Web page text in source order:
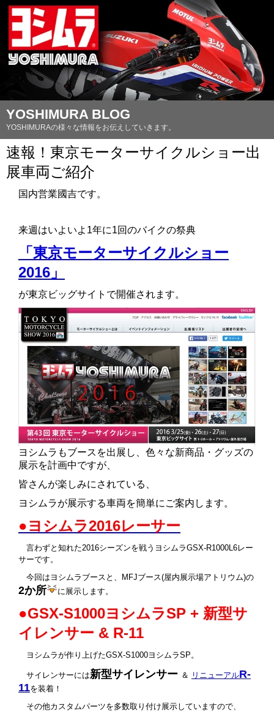
YOSHIMURA BLOG
YOSHIMURAの様々な情報をお伝えしていきます。
速報！東京モーターサイクルショー出
展車両ご紹介
国内営業國吉です。
来週はいよいよ1年に1回のバイクの祭典
「東京モーターサイクルショー
2016」
が東京ビッグサイトで開催されます。
ヨシムラもブースを出展し、色々な新商品・グッズの
展示を計画中ですが、
皆さんが楽しみにされている、
ヨシムラが展示する車両を簡単にご案内します。
●ヨシムラ2016レーサー
言わずと知れた2016シーズンを戦うヨシムラGSX-R1000L6レー
サーです。
今回はヨシムラブースと、MFJブース(屋内展示場アトリウム)の
2か所 に展示します。
●GSX-S1000ヨシムラSP + 新型サ
イレンサー & R-11
ヨシムラが作り上げたGSX-S1000ヨシムラSP。
サイレンサーには新型サイレンサー ＆ リニューアルR-
11を装着！
その他カスタムパーツを多数取り付け展示していますので、